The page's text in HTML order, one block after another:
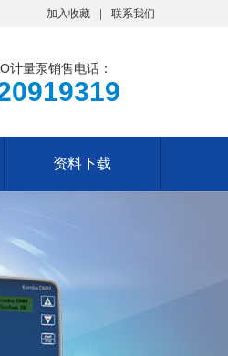
加入收藏 联系我们
计量泵销售电话：
资料下载